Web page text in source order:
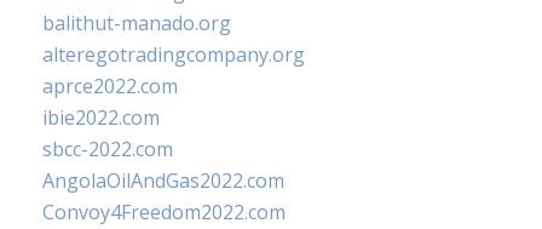
balithut-manado.org
alteregotradingcompany.org
aprce2022.com
ibie2022.com
sbcc-2022.com
AngolaOilAndGas2022.com
Convoy4Freedom2022.com